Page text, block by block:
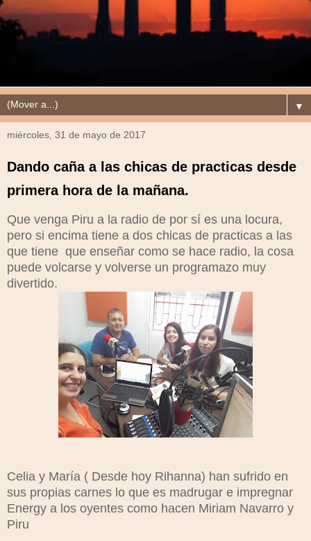
▼
miércoles, 31 de mayo de 2017
Dando caña a las chicas de practicas desde
primera hora de la mañana.
Que venga Piru a la radio de por sí es una locura,
pero si encima tiene a dos chicas de practicas a las
que tiene que enseñar como se hace radio, la cosa
puede volcarse y volverse un programazo muy
divertido.
Celia y María ( Desde hoy Rihanna) han sufrido en
sus propias carnes lo que es madrugar e impregnar
Energy a los oyentes como hacen Miriam Navarro y
Piru